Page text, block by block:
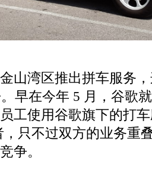
湾区推出拼车服务，
早在今年 5 月，谷歌
工使用谷歌旗下的打
，只不过双方的业务重
争。